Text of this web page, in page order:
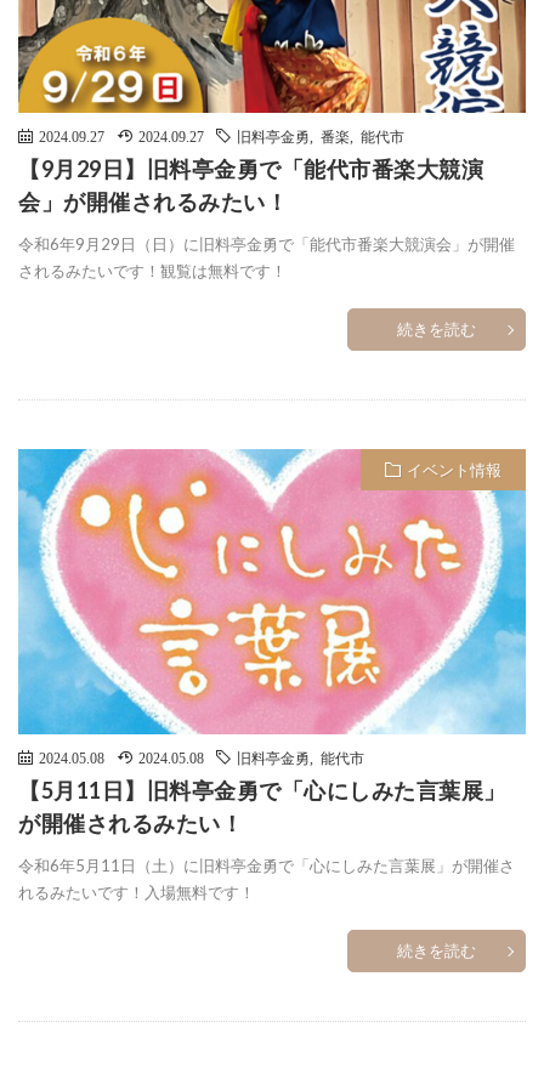
2024.09.27 2024.09.27 旧料亭金勇 番楽 能代市
【9月29日】旧料亭金勇で「能代市番楽大競演
会」が開催されるみたい！
令和6年9月29日（日）に旧料亭金勇で「能代市番楽大競演会」が開催
されるみたいです！観覧は無料です！
続きを読む
イベント情報
2024.05.08 2024.05.08 旧料亭金勇 能代市
【5月11日】旧料亭金勇で「心にしみた言葉展」
が開催されるみたい！
令和6年5月11日（土）に旧料亭金勇で「心にしみた言葉展」が開催さ
れるみたいです！入場無料です！
続きを読む